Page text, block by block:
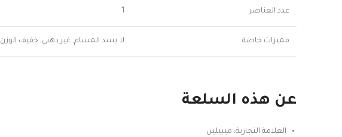
عدد العناصر 1
مميزات خاصة لا يسد المسام, غير دهني, خفيف الوزن
عن هذه السلعة
العلامة التجارية: ميبيلين